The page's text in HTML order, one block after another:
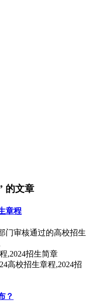
的文章
章程
门审核通过的高校招生
高校招生章程,2024招
？